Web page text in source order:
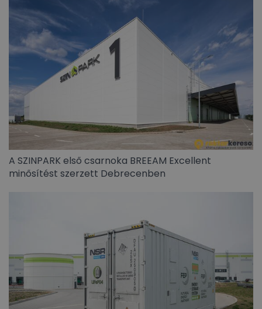
A SZINPARK első csarnoka BREEAM Excellent
minősítést szerzett Debrecenben